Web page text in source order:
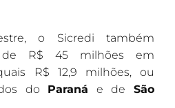
o Sicredi também
de R$ 45 milhões em
R$ 12,9 milhões, ou
do Paraná e deSão